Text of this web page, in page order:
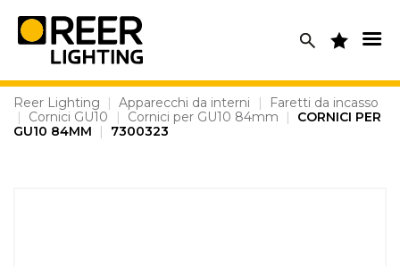
content
Reer Lighting | Apparecchi da interni |
Faretti da incasso
|
Cornici GU10 | Cornici per GU10 84mm |
CORNICI PER
GU10 84MM
| 7300323